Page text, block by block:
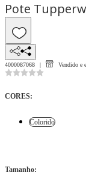
Pote
4000087068 Vendido e
CORES:
Colorido
Tamanho: